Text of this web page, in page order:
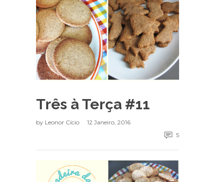
Três à Terça #11
by Leonor Cício
12 Janeiro, 2016
5